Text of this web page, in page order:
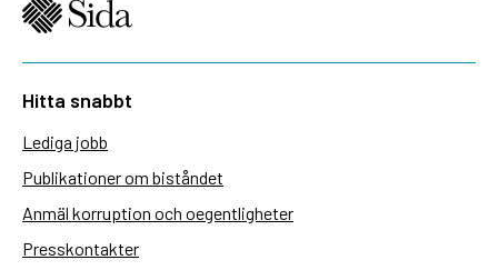
Hitta snabbt
Lediga jobb
Publikationer om biståndet
Anmäl korruption och oegentligheter
Presskontakter